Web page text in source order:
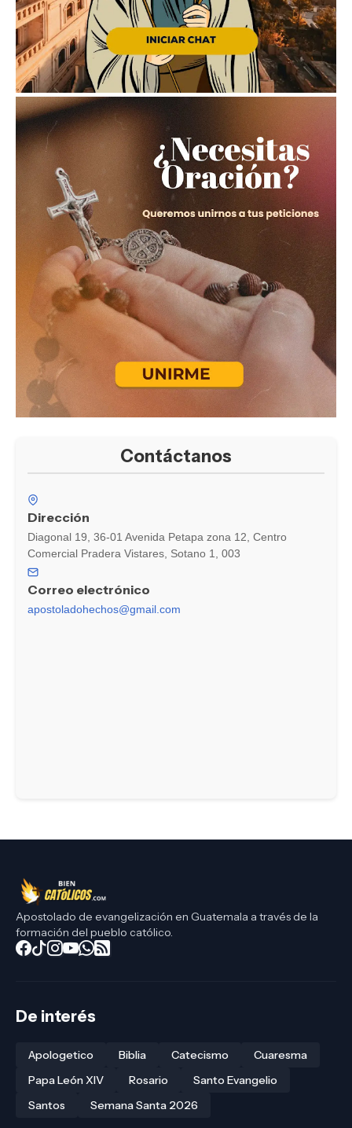
Contáctanos
Dirección
Diagonal 19, 36-01 Avenida Petapa zona 12, Centro
Comercial Pradera Vistares, Sotano 1, 003
Correo electrónico
apostoladohechos@gmail.com
Apostolado de evangelización en Guatemala a través de la
formación del pueblo católico.
De interés
Apologetico Biblia Catecismo
Cuaresma
Papa León XIV
Rosario
Santo Evangelio
Santos
Semana Santa 2026